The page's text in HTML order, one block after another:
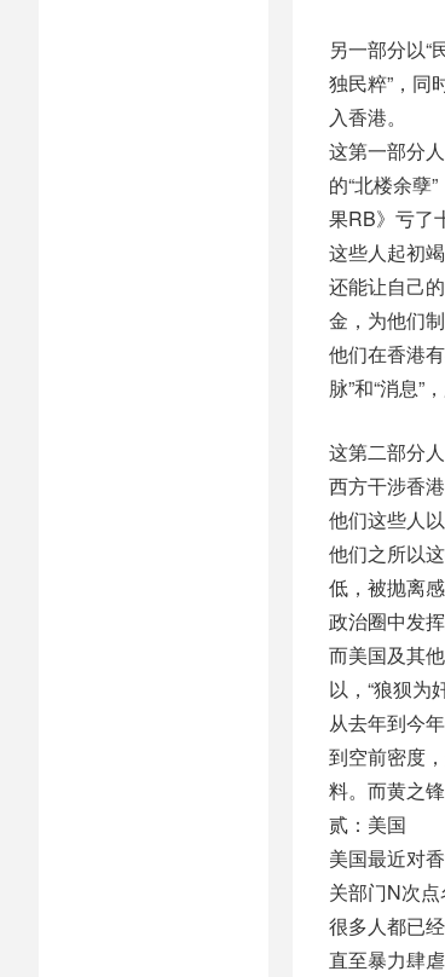
另一部分以“
独民粹”，同
入香港。
这第一部分
的“北楼余孽
果RB》亏了
这些人起初
还能让自己
金，为他们
他们在香港
脉”和“消息”
这第二部分
西方干涉香
他们这些人
他们之所以
低，被抛离
政治圈中发挥
而美国及其
以，“狼狈为
从去年到今
到空前密度
料。而黄之
贰：美国
美国最近对
关部门N次点
很多人都已
直至暴力肆